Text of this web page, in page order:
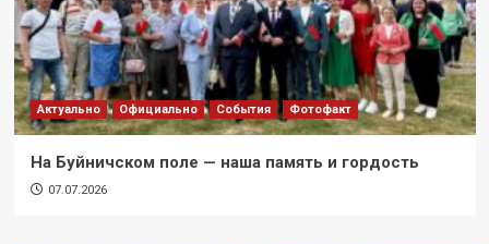
Актуально Официально События Фотофакт
На Буйничском поле — наша память и гордость
07.07.2026